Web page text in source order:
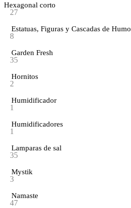
Hexagonal corto
27
Estatuas, Figuras y Cascadas de Humo
8
Garden Fresh
35
Hornitos
2
Humidificador
1
Humidificadores
1
Lamparas de sal
35
Mystik
3
Namaste
47